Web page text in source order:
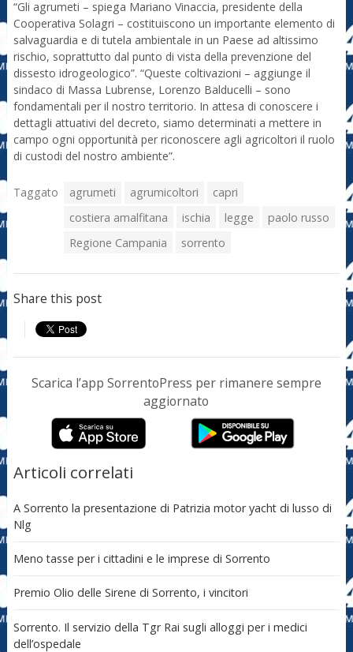
“Gli agrumeti – spiega Mariano Vinaccia, presidente della
Cooperativa Solagri – costituiscono un importante elemento di
salvaguardia e di tutela ambientale in un Paese ad altissimo
rischio, soprattutto dal punto di vista della prevenzione del
dissesto idrogeologico”. “Queste coltivazioni – aggiunge il
sindaco di Massa Lubrense, Lorenzo Balducelli – sono
fondamentali per il nostro territorio. In attesa di conoscere i
dettagli attuativi del decreto, siamo determinati a mettere in
campo ogni opportunità per riconoscere agli agricoltori il ruolo
di custodi del nostro ambiente”.
Taggato agrumeti agrumicoltori
capri
costiera amalfitana
ischia legge
paolo russo
Regione Campania
sorrento
Share this post
Scarica l’app SorrentoPress per rimanere sempre
aggiornato
Articoli correlati
A Sorrento la presentazione di Patrizia motor yacht di lusso di
Nlg
Meno tasse per i cittadini e le imprese di Sorrento
Premio Olio delle Sirene di Sorrento, i vincitori
Sorrento. Il servizio della Tgr Rai sugli alloggi per i medici
dell’ospedale